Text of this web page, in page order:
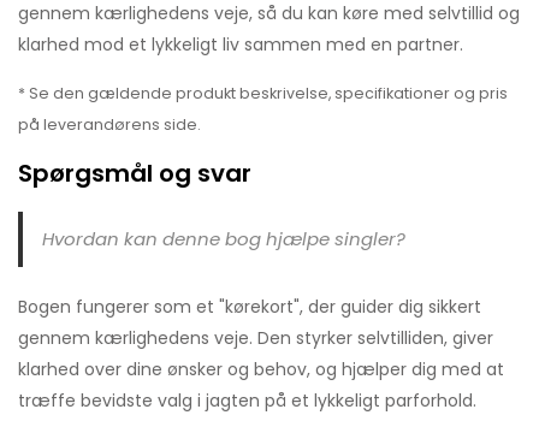
gennem kærlighedens veje, så du kan køre med selvtillid og
klarhed mod et lykkeligt liv sammen med en partner.
* Se den gældende produkt beskrivelse, specifikationer og pris
på leverandørens side.
Spørgsmål og svar
Hvordan kan denne bog hjælpe singler?
Bogen fungerer som et "kørekort", der guider dig sikkert
gennem kærlighedens veje. Den styrker selvtilliden, giver
klarhed over dine ønsker og behov, og hjælper dig med at
træffe bevidste valg i jagten på et lykkeligt parforhold.